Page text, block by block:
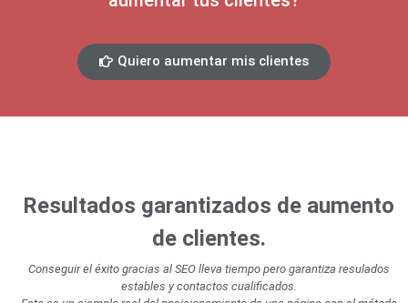
Quiero aumentar mis clientes
Resultados garantizados de aumento
de clientes.
Conseguir el éxito gracias al SEO lleva tiempo pero garantiza resulados
estables y contactos cualificados.